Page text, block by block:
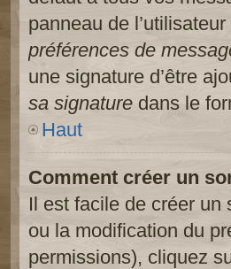
panneau de
préférences de
une signature d’être
sa signature dans le
Haut
Comment créer un
Il est facile de créer un
ou la modification du
permissions), cliquez